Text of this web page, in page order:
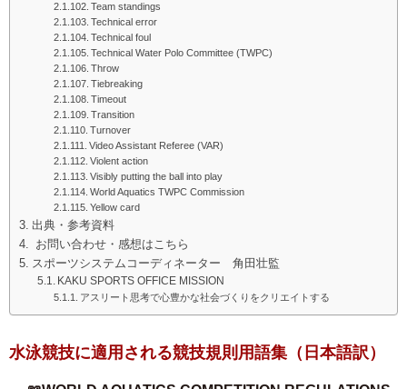
Team standings
Technical error
Technical foul
Technical Water Polo Committee (TWPC)
Throw
Tiebreaking
Timeout
Transition
Turnover
Video Assistant Referee (VAR)
Violent action
Visibly putting the ball into play
World Aquatics TWPC Commission
Yellow card
出典・参考資料
お問い合わせ・感想はこちら
スポーツシステムコーディネーター 角田壮監
KAKU SPORTS OFFICE MISSION
アスリート思考で心豊かな社会づくりをクリエイトする
水泳競技に適用される競技規則用語集（日本語訳）